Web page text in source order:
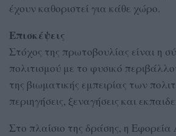
έχουν καθοριστεί για κάθε χώρο.
Επισκέψεις
Στόχος της πρωτοβουλίας είναι η
πολιτισμού με το φυσικό
της βιωματικής εμπειρίας των
περιηγήσεις, ξεναγήσεις και
Στο πλαίσιο της δράσης, η